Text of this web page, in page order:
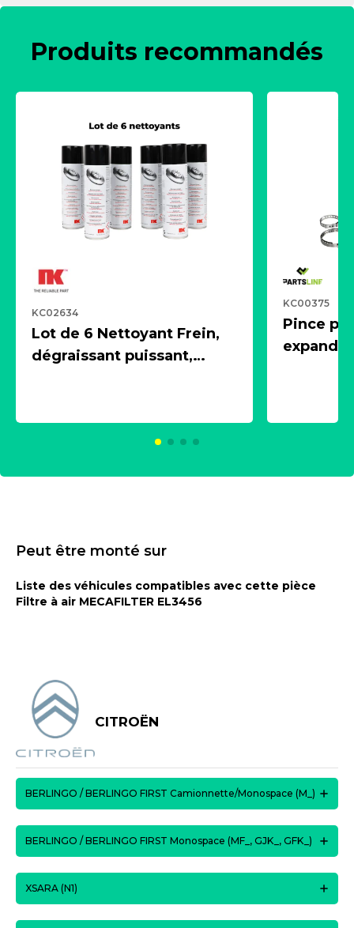
Produits recommandés
KC02634
Lot de 6 Nettoyant Frein,
dégraissant puissant,
KC00375
Pince
Peut être monté sur
Liste des véhicules compatibles avec cette pièce
Filtre à air MECAFILTER EL3456
CITROËN
BERLINGO / BERLINGO FIRST Camionnette/Monospace (M_)
BERLINGO / BERLINGO FIRST Monospace (MF_, GJK_, GFK_)
XSARA (N1)